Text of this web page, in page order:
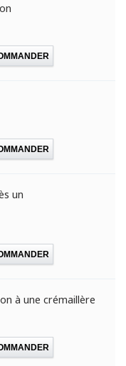
un
à une crémaillère